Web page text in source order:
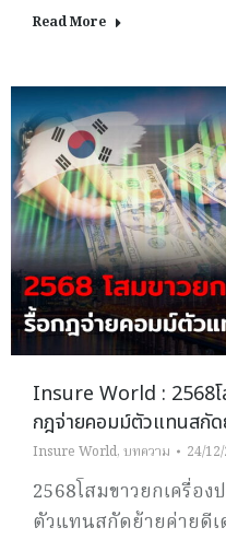
Read More
Insure World : 2568โ
กฎจ่ายคอมม์ตัวแทนสกัด
Insure World, บทความ 24/
2568โสมขาวยกเครื่อ
ตัวแทนสกัดย้ายค่ายดีเ